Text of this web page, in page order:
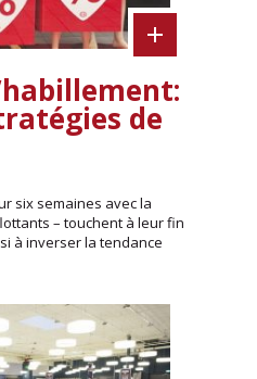
de
six semaines avec la
– touchent à leur fin
à inverser la tendance